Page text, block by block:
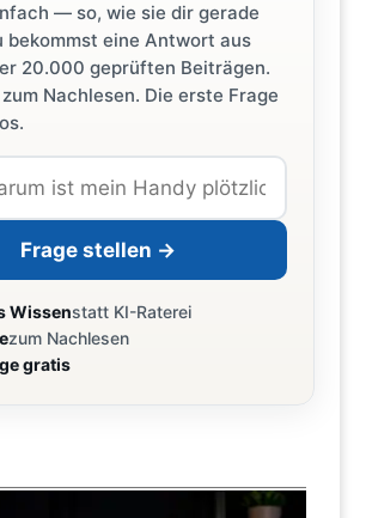
— so, wie sie dir gerade
bekommst eine Antwort aus
20.000 geprüften Beiträgen.
Nachlesen. Die erste Frage
Frage stellen →
Wissenstatt KI-Raterei
zum Nachlesen
gratis